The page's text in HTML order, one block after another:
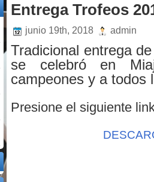
Entrega Trofeos
junio 19th, 2018 admin
Tradicional entrega
se celebró en
campeones y a todos
Presione el siguiente